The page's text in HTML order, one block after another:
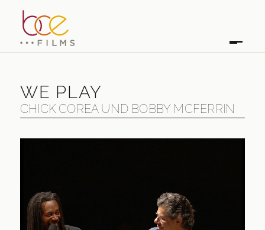
WE PLAY
CHICK COREA UND BOBBY MCFERRIN
ERSTAUSSTRAHLUNG
2004